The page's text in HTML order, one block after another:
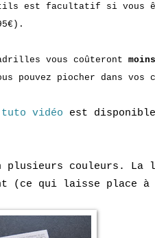
est facultatif si vous
vous coûteront
pouvez piocher dans vos
tuto vidéo est
couleurs. La
(ce qui laisse place à